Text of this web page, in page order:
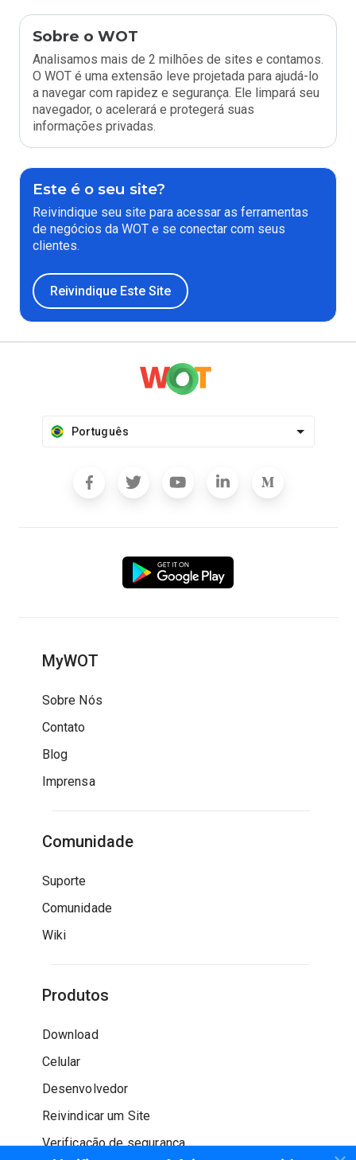
Sobre o WOT
Analisamos mais de 2 milhões de sites e contamos.
O WOT é uma extensão leve projetada para ajudá-lo
a navegar com rapidez e segurança. Ele limpará seu
navegador, o acelerará e protegerá suas
informações privadas.
Este é o seu site?
Reivindique seu site para acessar as ferramentas
de negócios da WOT e se conectar com seus
clientes.
Reivindique Este Site
Português
MyWOT
Sobre Nós
Contato
Blog
Imprensa
Comunidade
Suporte
Comunidade
Wiki
Produtos
Download
Celular
Desenvolvedor
Reivindicar um Site
Verificação de segurança